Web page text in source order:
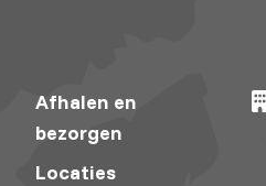
Afhalen en
bezorgen
Locaties